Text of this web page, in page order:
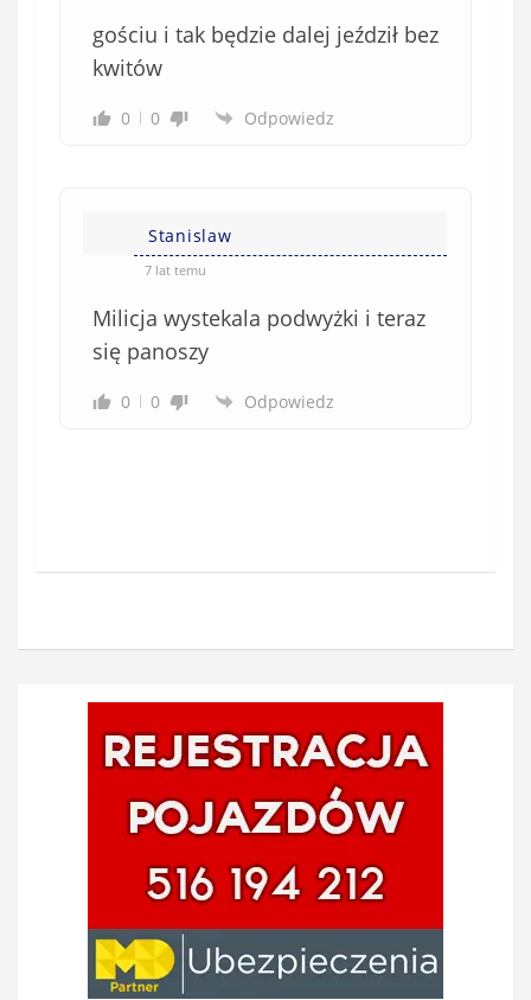
gościu i tak będzie dalej jeździł bez
kwitów
0 0 Odpowiedz
Stanislaw
7 lat temu
Milicja wystekala podwyżki i teraz
się panoszy
0 0 Odpowiedz